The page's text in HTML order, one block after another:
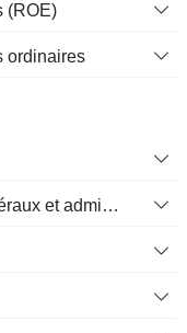
(ROE)
ordinaires
Marge après frais de vente, généraux et administratifs %